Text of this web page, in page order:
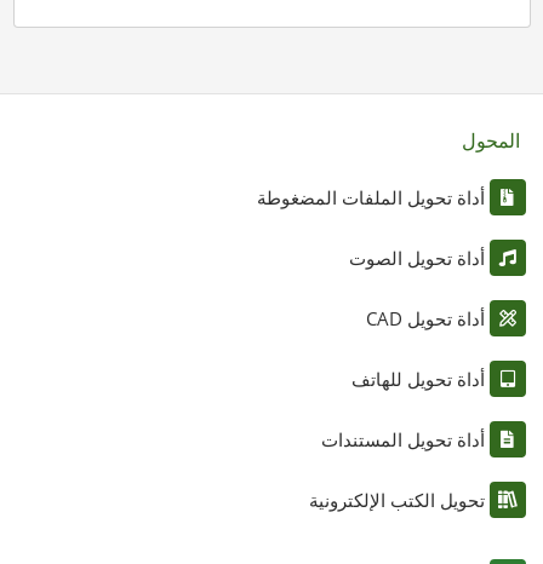
المحول
أداة تحويل الملفات المضغوطة
أداة تحويل الصوت
أداة تحويل CAD
أداة تحويل للهاتف
أداة تحويل المستندات
تحويل الكتب الإلكترونية